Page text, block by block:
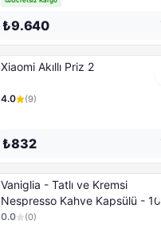
₺9.640
Xiaomi Akıllı Priz 2
4.0 (9)
₺832
Vaniglia - Tatlı ve Kremsi
Nespresso Kahve Kapsülü - 10
Kapsül
0.0 (0)